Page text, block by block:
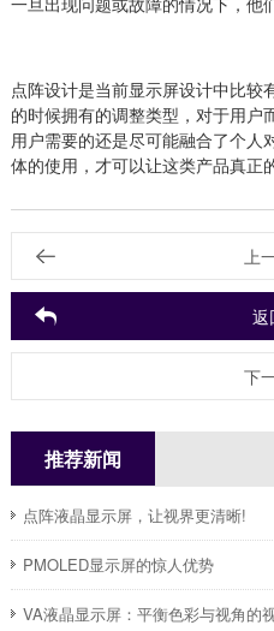
点阵设计是当前显示屏设计中比
的时候拥有的调整类型，对于用户
用户需要的还是尽可能融合了个
体的使用，才可以让这类产品真正
上
返
下
推荐新闻
点阵液晶显示屏，让视界更清晰!
PMOLED显示屏的惊人优势
​VA液晶显示屏：平衡色彩与视角的